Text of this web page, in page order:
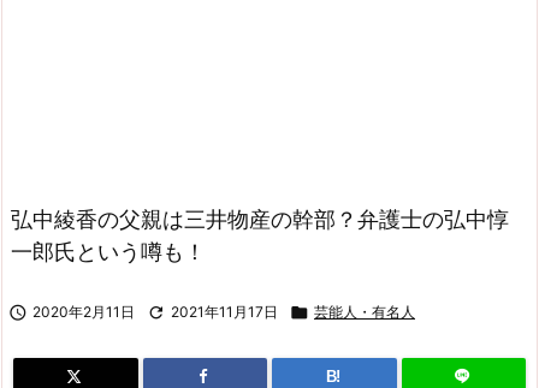
弘中綾香の父親は三井物産の幹部？弁護士の弘中惇
一郎氏という噂も！
 2020年2月11日  2021年11月17日  芸能人・有名人
B!